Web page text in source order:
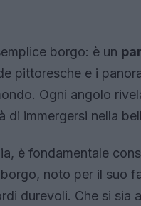
borgo: è un
pittoresche e i
Ogni angolo
immergersi nella
è fondamentale
noto per il suo
durevoli. Che si sia